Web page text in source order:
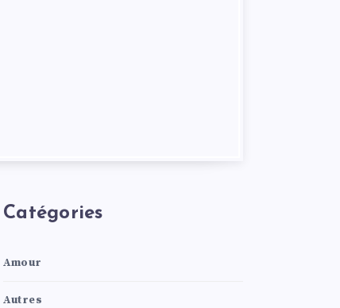
Catégories
Amour
Autres